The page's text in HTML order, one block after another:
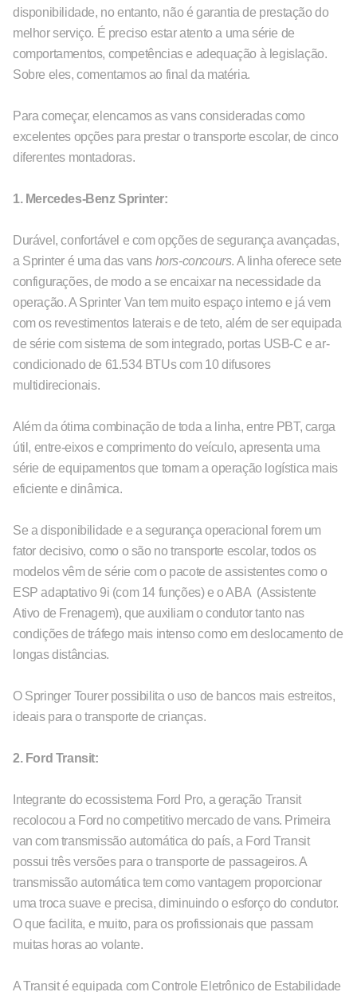
disponibilidade, no entanto, não é garantia de prestação do
melhor serviço. É preciso estar atento a uma série de
comportamentos, competências e adequação à legislação.
Sobre eles, comentamos ao final da matéria.
Para começar, elencamos as vans consideradas como
excelentes opções para prestar o transporte escolar, de cinco
diferentes montadoras.
1. Mercedes-Benz Sprinter:
Durável, confortável e com opções de segurança avançadas,
a Sprinter é uma das vans hors-concours. A linha oferece sete
configurações, de modo a se encaixar na necessidade da
operação. A Sprinter Van tem muito espaço interno e já vem
com os revestimentos laterais e de teto, além de ser equipada
de série com sistema de som integrado, portas USB-C e ar-
condicionado de 61.534 BTUs com 10 difusores
multidirecionais.
Além da ótima combinação de toda a linha, entre PBT, carga
útil, entre-eixos e comprimento do veículo, apresenta uma
série de equipamentos que tornam a operação logística mais
eficiente e dinâmica.
Se a disponibilidade e a segurança operacional forem um
fator decisivo, como o são no transporte escolar, todos os
modelos vêm de série com o pacote de assistentes como o
ESP adaptativo 9i (com 14 funções) e o ABA (Assistente
Ativo de Frenagem), que auxiliam o condutor tanto nas
condições de tráfego mais intenso como em deslocamento de
longas distâncias.
O Springer Tourer possibilita o uso de bancos mais estreitos,
ideais para o transporte de crianças.
2. Ford Transit:
Integrante do ecossistema Ford Pro, a geração Transit
recolocou a Ford no competitivo mercado de vans. Primeira
van com transmissão automática do país, a Ford Transit
possui três versões para o transporte de passageiros. A
transmissão automática tem como vantagem proporcionar
uma troca suave e precisa, diminuindo o esforço do condutor.
O que facilita, e muito, para os profissionais que passam
muitas horas ao volante.
A Transit é equipada com Controle Eletrônico de Estabilidade